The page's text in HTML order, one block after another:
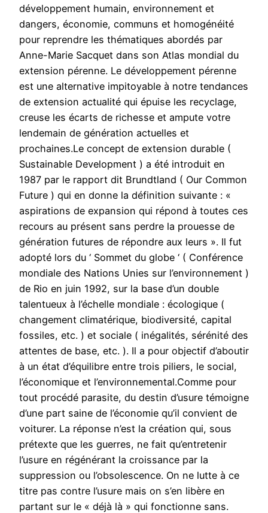
développement humain, environnement et
dangers, économie, communs et homogénéité
pour reprendre les thématiques abordés par
Anne-Marie Sacquet dans son Atlas mondial du
extension pérenne. Le développement pérenne
est une alternative impitoyable à notre tendances
de extension actualité qui épuise les recyclage,
creuse les écarts de richesse et ampute votre
lendemain de génération actuelles et
prochaines.Le concept de extension durable (
Sustainable Development ) a été introduit en
1987 par le rapport dit Brundtland ( Our Common
Future ) qui en donne la définition suivante : «
aspirations de expansion qui répond à toutes ces
recours au présent sans perdre la prouesse de
génération futures de répondre aux leurs ». Il fut
adopté lors du ‘ Sommet du globe ‘ ( Conférence
mondiale des Nations Unies sur l’environnement )
de Rio en juin 1992, sur la base d’un double
talentueux à l’échelle mondiale : écologique (
changement climatérique, biodiversité, capital
fossiles, etc. ) et sociale ( inégalités, sérénité des
attentes de base, etc. ). Il a pour objectif d’aboutir
à un état d’équilibre entre trois piliers, le social,
l’économique et l’environnemental.Comme pour
tout procédé parasite, du destin d’usure témoigne
d’une part saine de l’économie qu’il convient de
voiturer. La réponse n’est la création qui, sous
prétexte que les guerres, ne fait qu’entretenir
l’usure en régénérant la croissance par la
suppression ou l’obsolescence. On ne lutte à ce
titre pas contre l’usure mais on s’en libère en
partant sur le « déjà là » qui fonctionne sans.